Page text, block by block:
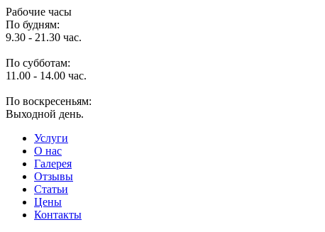
Рабочие часы
По будням:
9.30 - 21.30 час.
По субботам:
11.00 - 14.00 час.
По воскресеньям:
Выходной день.
Услуги
O нас
Галерея
Отзывы
Статьи
Цены
Контакты